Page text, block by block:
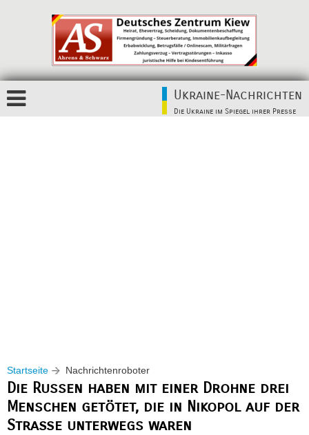
Ukraine-Nachrichten
Die Ukraine im Spiegel ihrer Presse
Startseite Nachrichtenroboter
Die Russen haben mit einer Drohne drei
Menschen getötet, die in Nikopol auf der
Straße unterwegs waren